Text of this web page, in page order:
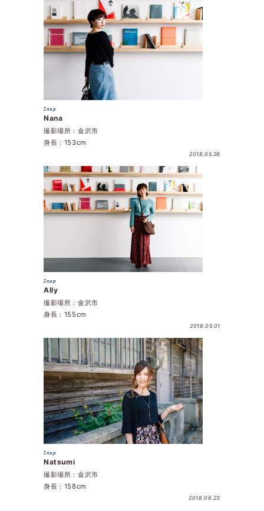
Snap
Nana
撮影場所：金沢市
身長：153cm
2018.05.26
Snap
Ally
撮影場所：金沢市
身長：155cm
2018.05.01
Snap
Natsumi
撮影場所：金沢市
身長：158cm
2018.06.23